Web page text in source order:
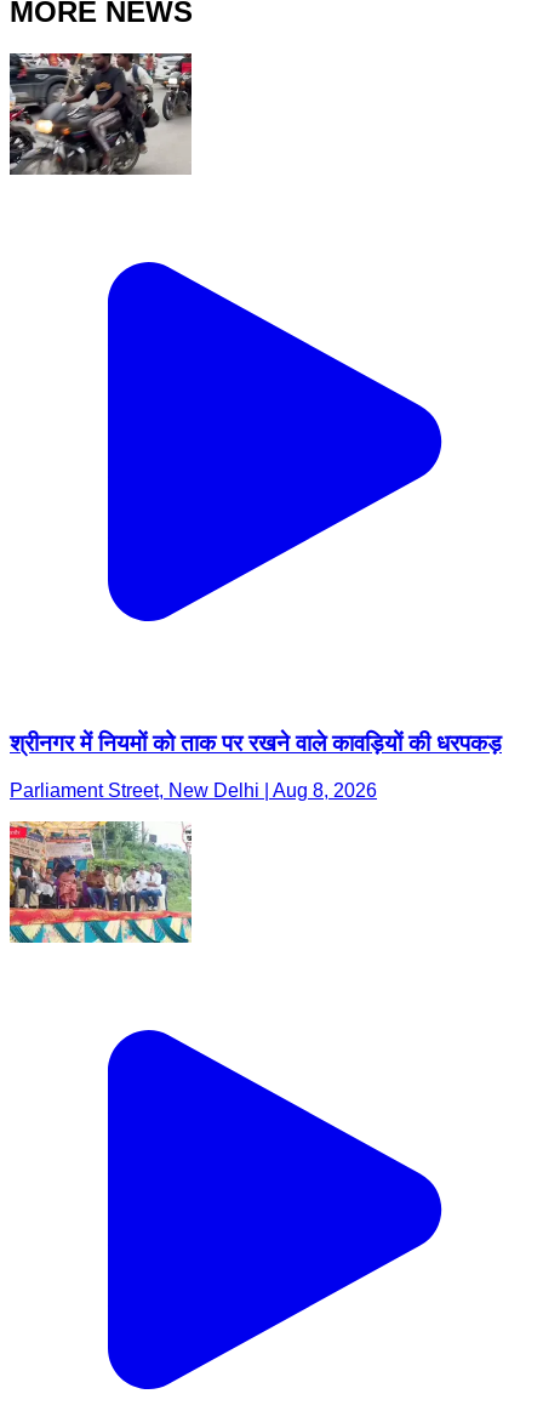
MORE NEWS
श्रीनगर में नियमों को ताक पर रखने वाले कावड़ियों की धरपकड़
Parliament Street, New Delhi | Aug 8, 2026